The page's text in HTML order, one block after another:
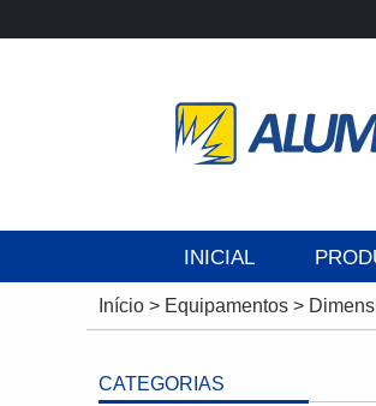
INICIAL
Início > Equipamentos >
CATEGORIAS